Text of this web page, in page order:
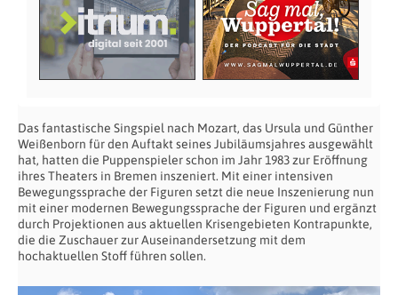
Das fantastische Singspiel nach Mozart, das Ursula und Günther
Weißenborn für den Auftakt seines Jubiläumsjahres ausgewählt
hat, hatten die Puppenspieler schon im Jahr 1983 zur Eröffnung
ihres Theaters in Bremen inszeniert. Mit einer intensiven
Bewegungssprache der Figuren setzt die neue Inszenierung nun
mit einer modernen Bewegungssprache der Figuren und ergänzt
durch Projektionen aus aktuellen Krisengebieten Kontrapunkte,
die die Zuschauer zur Auseinandersetzung mit dem
hochaktuellen Stoff führen sollen.